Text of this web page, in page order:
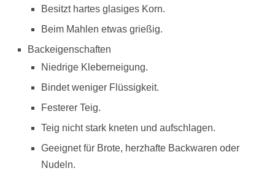
Besitzt hartes glasiges Korn.
Beim Mahlen etwas grießig.
Backeigenschaften
Niedrige Kleberneigung.
Bindet weniger Flüssigkeit.
Festerer Teig.
Teig nicht stark kneten und aufschlagen.
Geeignet für Brote, herzhafte Backwaren oder
Nudeln.